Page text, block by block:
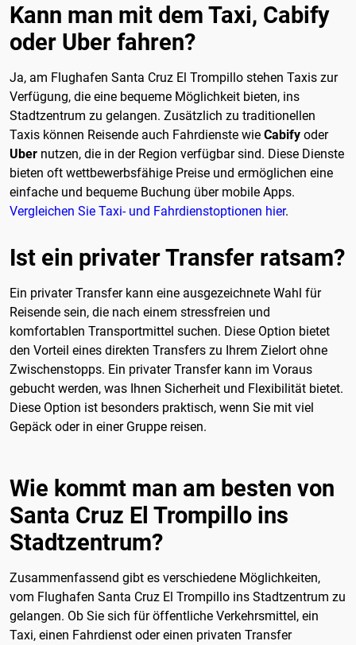
Kann man mit dem Taxi, Cabify
oder Uber fahren?
Ja, am Flughafen Santa Cruz El Trompillo stehen Taxis zur
Verfügung, die eine bequeme Möglichkeit bieten, ins
Stadtzentrum zu gelangen. Zusätzlich zu traditionellen
Taxis können Reisende auch Fahrdienste wie Cabify oder
Uber nutzen, die in der Region verfügbar sind. Diese Dienste
bieten oft wettbewerbsfähige Preise und ermöglichen eine
einfache und bequeme Buchung über mobile Apps.
Vergleichen Sie Taxi- und Fahrdienstoptionen hier.
Ist ein privater Transfer ratsam?
Ein privater Transfer kann eine ausgezeichnete Wahl für
Reisende sein, die nach einem stressfreien und
komfortablen Transportmittel suchen. Diese Option bietet
den Vorteil eines direkten Transfers zu Ihrem Zielort ohne
Zwischenstopps. Ein privater Transfer kann im Voraus
gebucht werden, was Ihnen Sicherheit und Flexibilität bietet.
Diese Option ist besonders praktisch, wenn Sie mit viel
Gepäck oder in einer Gruppe reisen.
Wie kommt man am besten von
Santa Cruz El Trompillo ins
Stadtzentrum?
Zusammenfassend gibt es verschiedene Möglichkeiten,
vom Flughafen Santa Cruz El Trompillo ins Stadtzentrum zu
gelangen. Ob Sie sich für öffentliche Verkehrsmittel, ein
Taxi, einen Fahrdienst oder einen privaten Transfer